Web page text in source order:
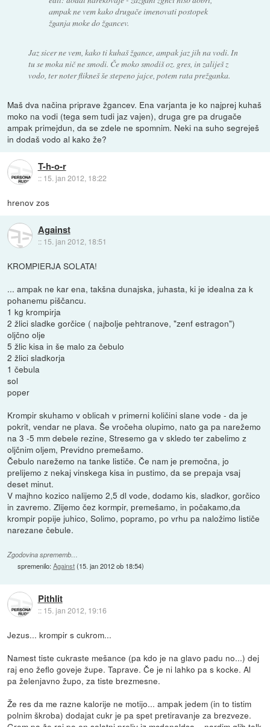
ampak ne vem kako drugače imenovati postopek
žganja moke do žgancev.
Jaz sicer ne vem, kako ti kuhaš žgance, ampak jaz jih na vodi. In
tu se moka nič ne smodi. Če moko smodiš oz. gres, in zaliješ z
vodo, ter noter flikneš še stepeno jajce, potem rata prežganka.
Maš dva načina priprave žgancev. Ena varjanta je ko najprej kuhaš
moko na vodi (tega sem tudi jaz vajen), druga gre pa drugače
ampak primejdun, da se zdele ne spomnim. Neki na suho segreješ
in dodaš vodo al kako že?
T-h-o-r
:: 15. jan 2012, 18:22
hrenov zos
Against
:: 15. jan 2012, 18:51
KROMPIERJA SOLATA!
... ampak ne kar ena, takšna dunajska, juhasta, ki je idealna za k
pohanemu piščancu.
1 kg krompirja
2 žlici sladke gorčice ( najbolje pehtranove, "zenf estragon")
oljčno olje
5 žlic kisa in še malo za čebulo
2 žlici sladkorja
1 čebula
sol
poper
Krompir skuhamo v oblicah v primerni količini slane vode - da je
pokrit, vendar ne plava. Še vročeha olupimo, nato ga pa narežemo
na 3 -5 mm debele rezine, Stresemo ga v skledo ter zabelimo z
oljčnim oljem, Previdno premešamo.
Čebulo narežemo na tanke lističe. Če nam je premočna, jo
prelijemo z nekaj vinskega kisa in pustimo, da se prepaja vsaj
deset minut.
V majhno kozico nalijemo 2,5 dl vode, dodamo kis, sladkor, gorčico
in zavremo. Zlijemo čez kormpir, premešamo, in počakamo,da
krompir popije juhico, Solimo, popramo, po vrhu pa naložimo lističe
narezane čebule.
Zgodovina sprememb…
spremenilo:Against(15. jan 2012 ob 18:54)
Pithlit
:: 15. jan 2012, 19:16
Jezus... krompir s cukrom...
Namest tiste cukraste mešance (pa kdo je na glavo padu no...) dej
raj eno žeflo goveje župe. Taprave. Če je ni lahko pa s kocke. Al
pa želenjavno župo, za tiste brezmesne.
Že res da me razne kalorije ne motijo... ampak jedem (in to tistim
polnim škroba) dodajat cukr je pa spet pretiravanje za brezveze.